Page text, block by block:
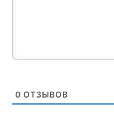
0 ОТЗЫВОВ